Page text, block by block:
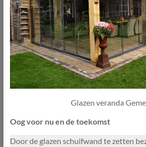
Glazen veranda
Oog voor nu en de toekomst
Door de glazen schuifwand te zetten